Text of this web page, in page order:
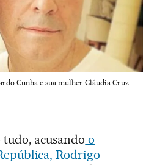
Cunha e sua mulher Cláudia Cruz.
acusando o
Rodrigo